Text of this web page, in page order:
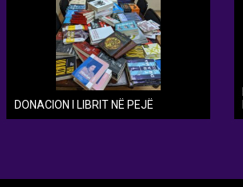
DONACION I LIBRIT NË PEJË